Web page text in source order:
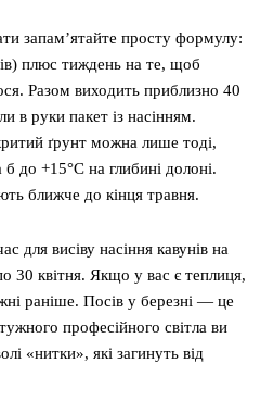
запам’ятайте просту формулу:
плюс тиждень на те, щоб
Разом виходить приблизно 40
в руки пакет із насінням.
ґрунт можна лише тоді,
до +15°C на глибині долоні.
ближче до кінця травня.
для висіву насіння кавунів на
30 квітня. Якщо у вас є теплиця,
раніше. Посів у березні — це
професійного світла ви
«нитки», які загинуть від